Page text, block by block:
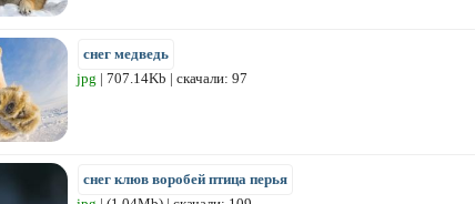
снег медведь
jpg | 707.14Kb | скачали: 97
снег клюв воробей птица перья